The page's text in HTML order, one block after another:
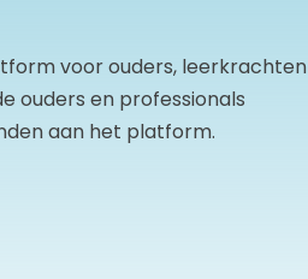
voor ouders, leerkrachten
ouders en professionals
aan het platform.